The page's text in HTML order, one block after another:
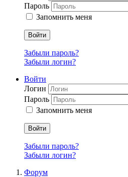
Пароль
Запомнить меня
Войти
Забыли пароль?
Забыли логин?
Войти
Логин
Пароль
Запомнить меня
Войти
Забыли пароль?
Забыли логин?
Форум